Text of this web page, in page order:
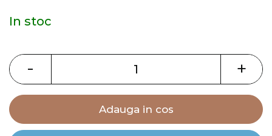
beginning
images
gallery
In stoc
- +
Adauga in cos